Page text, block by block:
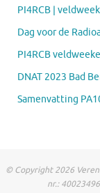
PI4RCB |
Dag voor de
PI4RCB
DNAT 2023 Bad
Samenvatting
© Copyright 2026
nr.: